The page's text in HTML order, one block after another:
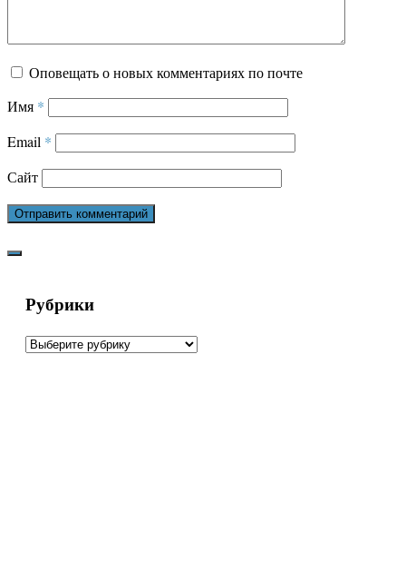
Оповещать о новых комментариях по почте
Имя *
Email *
Сайт
Рубрики
Рубрики